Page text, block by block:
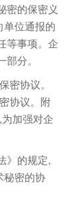
密的保密义
单位通报的
等事项。企
分。
协议。
协议。附
加强对企
》的规定,
秘密的协